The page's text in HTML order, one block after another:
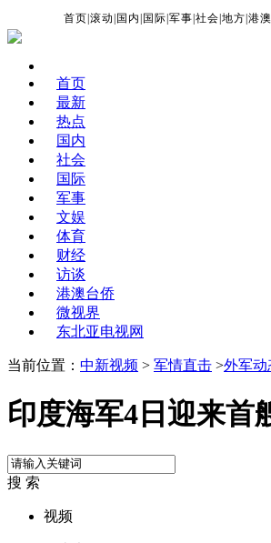
首页 |滚动 国内 国际 |军事 |社会 |地方 |港澳
首页
最新
热点
国内
社会
国际
军事
文娱
体育
财经
访谈
港澳台侨
微视界
东北亚电视网
当前位置： 中新视频 > 军情直击 >外军动
印度海军4日迎来首
搜 索
视频